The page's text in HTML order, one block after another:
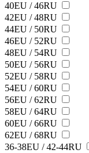
40EU / 46RU
42EU / 48RU
44EU / 50RU
46EU / 52RU
48EU / 54RU
50EU / 56RU
52EU / 58RU
54EU / 60RU
56EU / 62RU
58EU / 64RU
60EU / 66RU
62EU / 68RU
36-38EU / 42-44RU